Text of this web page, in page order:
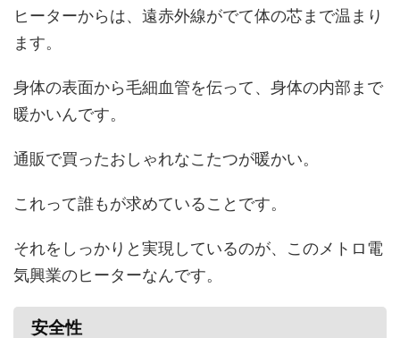
ヒーターからは、遠赤外線がでて体の芯まで温まり
ます。
身体の表面から毛細血管を伝って、身体の内部まで
暖かいんです。
通販で買ったおしゃれなこたつが暖かい。
これって誰もが求めていることです。
それをしっかりと実現しているのが、このメトロ電
気興業のヒーターなんです。
安全性